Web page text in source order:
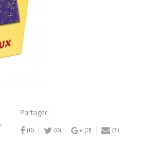
,
Partager :
(0) (0) (0) (1)